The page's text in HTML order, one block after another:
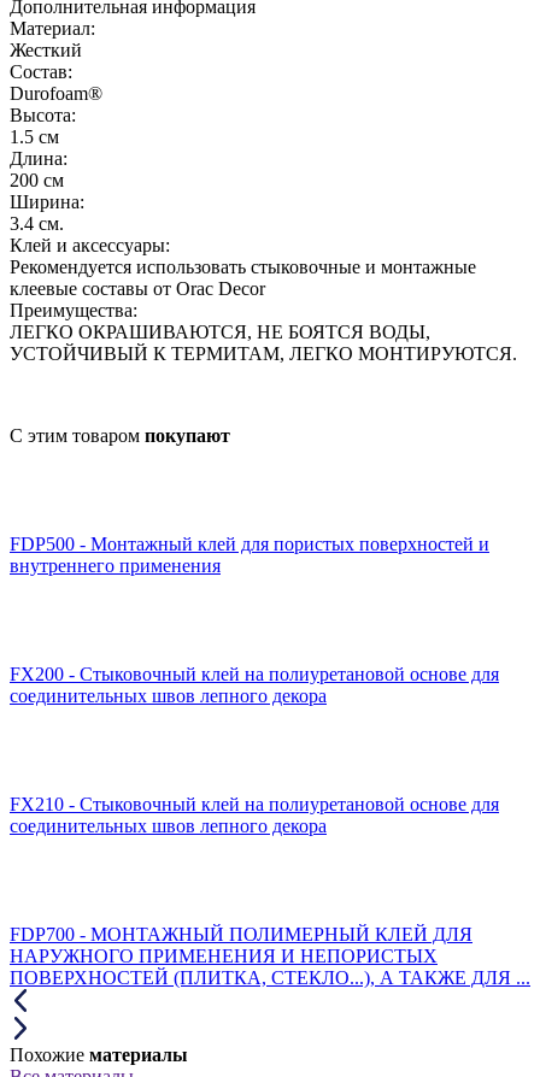
Дополнительная информация
Материал:
Жесткий
Состав:
Durofoam® ‎
Высота:
1.5 см
Длина:
200 см
Ширина:
3.4 см.
Клей и аксессуары:
Рекомендуется использовать стыковочные и монтажные
клеевые составы от Orac Decor
Преимущества:
ЛЕГКО ОКРАШИВАЮТСЯ, НЕ БОЯТСЯ ВОДЫ,
УСТОЙЧИВЫЙ К ТЕРМИТАМ, ЛЕГКО МОНТИРУЮТСЯ.
С этим товаром покупают
FDP500 - Монтажный клей для пористых поверхностей и
внутреннего применения
FX200 - Стыковочный клей на полиуретановой основе для
соединительных швов лепного декора
FX210 - Стыковочный клей на полиуретановой основе для
соединительных швов лепного декора
FDP700 - МОНТАЖНЫЙ ПОЛИМЕРНЫЙ КЛЕЙ ДЛЯ
НАРУЖНОГО ПРИМЕНЕНИЯ И НЕПОРИСТЫХ
ПОВЕРХНОСТЕЙ (ПЛИТКА, СТЕКЛО...), А ТАКЖЕ ДЛЯ ...
Похожие материалы